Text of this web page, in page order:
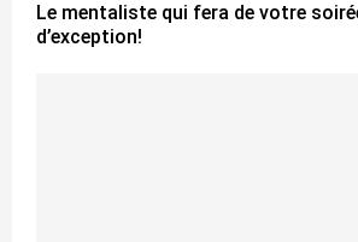
Le mentaliste qui fera de votre
d’exception!